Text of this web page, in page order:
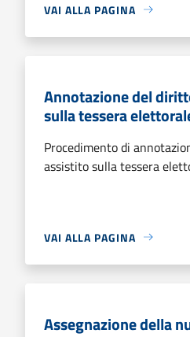
VAI ALLA PAGINA
Annotazione del
sulla tessera
Procedimento di
assistito sulla tessera
VAI ALLA PAGINA
Assegnazione della